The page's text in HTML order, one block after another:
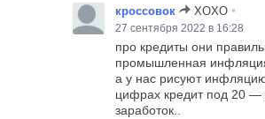
кроссовок XOXO •
27 сентября 2022 в 16:28
про кредиты они
промышленная
а у нас рисуют
цифрах кредит под 20 —
заработок..